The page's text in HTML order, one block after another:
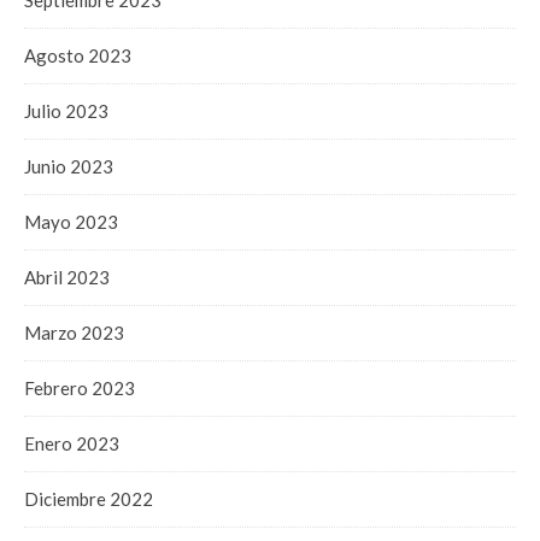
Agosto 2023
Julio 2023
Junio 2023
Mayo 2023
Abril 2023
Marzo 2023
Febrero 2023
Enero 2023
Diciembre 2022